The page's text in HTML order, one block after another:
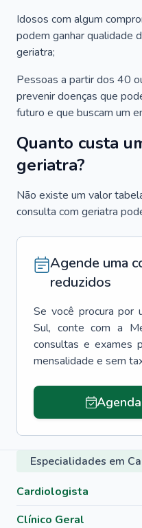
Idosos com algum
podem ganhar qualidade
geriatra;
Pessoas a partir dos 40
prevenir doenças que
futuro e que buscam um
Quanto custa
geriatra?
Não existe um valor
consulta com geriatra
Agende uma
reduzidos
Se você procura por
Sul, conte com a
consultas e exames
mensalidade e sem
Especialidades em
Cardiologista
Clínico Geral